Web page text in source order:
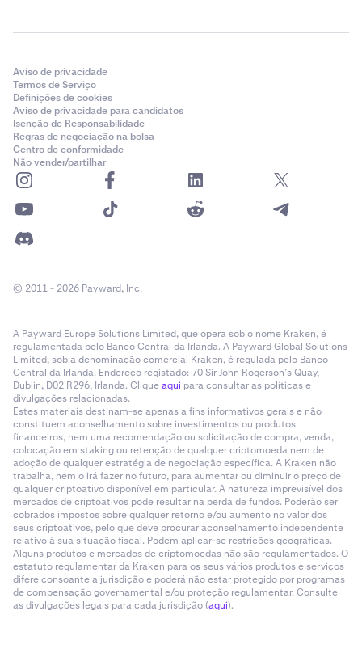
Aviso de privacidade
Termos de Serviço
Definições de cookies
Aviso de privacidade para candidatos
Isenção de Responsabilidade
Regras de negociação na bolsa
Centro de conformidade
Não vender/partilhar
© 2011 - 2026 Payward, Inc.
A Payward Europe Solutions Limited, que opera sob o nome Kraken, é
regulamentada pelo Banco Central da Irlanda. A Payward Global Solutions
Limited, sob a denominação comercial Kraken, é regulada pelo Banco
Central da Irlanda. Endereço registado: 70 Sir John Rogerson’s Quay,
Dublin, D02 R296, Irlanda. Cliqueaqui para consultar as políticas e
divulgações relacionadas.
Estes materiais destinam-se apenas a fins informativos gerais e não
constituem aconselhamento sobre investimentos ou produtos
financeiros, nem uma recomendação ou solicitação de compra, venda,
colocação em staking ou retenção de qualquer criptomoeda nem de
adoção de qualquer estratégia de negociação específica. A Kraken não
trabalha, nem o irá fazer no futuro, para aumentar ou diminuir o preço de
qualquer criptoativo disponível em particular. A natureza imprevisível dos
mercados de criptoativos pode resultar na perda de fundos. Poderão ser
cobrados impostos sobre qualquer retorno e/ou aumento no valor dos
seus criptoativos, pelo que deve procurar aconselhamento independente
relativo à sua situação fiscal. Podem aplicar-se restrições geográficas.
Alguns produtos e mercados de criptomoedas não são regulamentados. O
estatuto regulamentar da Kraken para os seus vários produtos e serviços
difere consoante a jurisdição e poderá não estar protegido por programas
de compensação governamental e/ou proteção regulamentar. Consulte
as divulgações legais para cada jurisdição (aqui).